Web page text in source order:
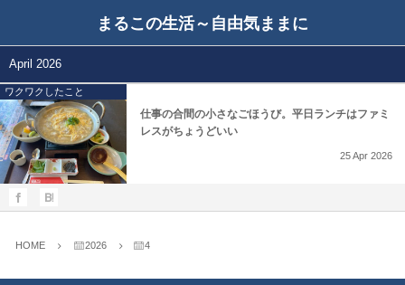
まるこの生活～自由気ままに
April 2026
ワクワクしたこと
仕事の合間の小さなごほうび。平日ランチはファミ
レスがちょうどいい
25Apr 2026
HOME 2026 4